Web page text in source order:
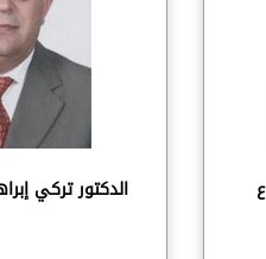
الدكتور تركي